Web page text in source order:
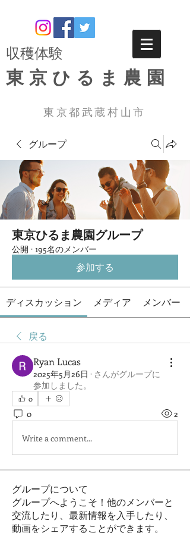
​収穫体験
東京ひるま農園
東京都武蔵村山市
グループ
東京ひるま農園グループ
公開 · 195名のメンバー
参加する
ディスカッション メディア メンバー
戻る
Ryan Lucas
2025年5月26日 · さんがグループに
参加しました。
0
0 2
Write a comment...
グループについて
グループへようこそ！他のメンバーと
交流したり、最新情報を入手したり、
動画をシェアすることができます。